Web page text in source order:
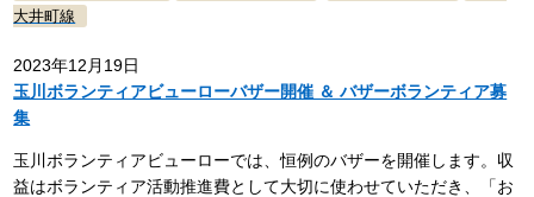
大井町線
2023年12月19日
玉川ボランティアビューローバザー開催 ＆ バザーボランティア募
集
玉川ボランティアビューローでは、恒例のバザーを開催します。収
益はボランティア活動推進費として大切に使わせていただき、「お